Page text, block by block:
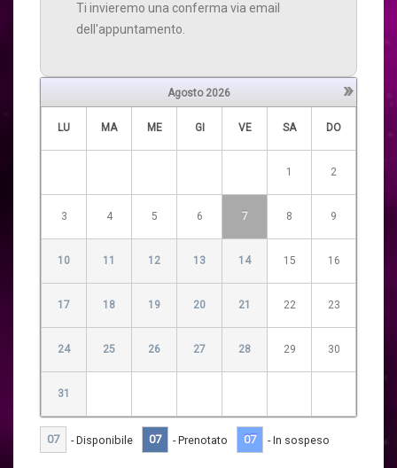
Ti invieremo una conferma via email
dell'appuntamento.
»
Agosto 2026
LU MA ME GI VE SA DO
1 2
3 4 5 6 7 8 9
10 11 12 13 14 15 16
17 18 19 20 21 22 23
24 25 26 27 28 29 30
31
07 - Disponibile 07 - Prenotato 07 - In sospeso